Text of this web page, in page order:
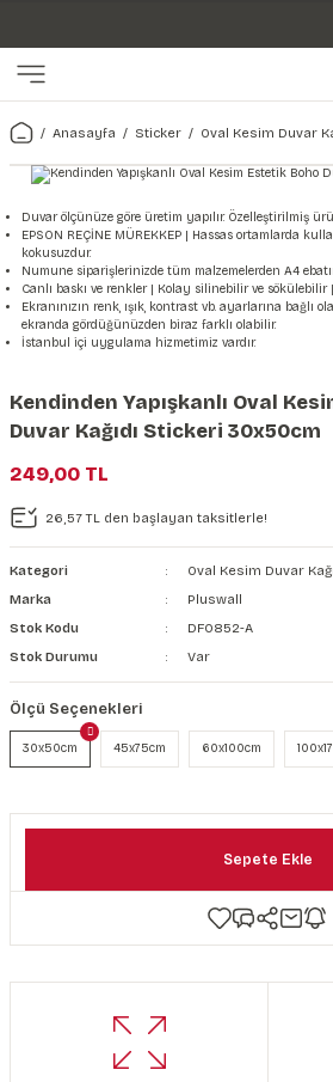
Türkiye
Şehir &
Duvar Kağıdı
Çiçek Duvar Kağıdı
Yaprak
Hayvan
Kağıdı
Doğa
Orman
Sanat
Araba
Sağlık
Taş Desenli Duvar Kağıdı
Taş
Ahşap
Duvar Kanvası
Kağıdı Stickeri
Seti
Sticker Seti
Anasayfa Sticker Oval Kesim Duvar
Duvar ölçünüze göre üretim yapılır. Özelleştirilmiş
EPSON REÇİNE MÜREKKEP | Hassas ortamlarda
kokusuzdur.
Numune siparişlerinizde tüm malzemelerden A4
Canlı baskı ve renkler | Kolay silinebilir ve
Ekranınızın renk, ışık, kontrast vb. ayarlarına bağlı
ekranda gördüğünüzden biraz farklı olabilir.
İstanbul içi uygulama hizmetimiz vardır.
Kendinden Yapışkanlı Oval
Duvar Kağıdı Stickeri 30x50cm
249,00 TL
26,57 TL den başlayan taksitlerle!
Kategori
Oval Kesim Duvar
Marka
Pluswall
Stok Kodu
DF0852-A
Stok Durumu
Var
Ölçü Seçenekleri
30x50cm 45x75cm 60x100cm
Sepete Ekle